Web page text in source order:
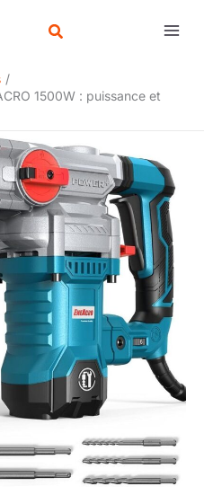
1500W : puissance et